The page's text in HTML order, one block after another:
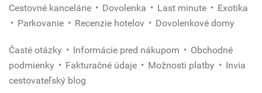
Cestovné kancelárie Dovolenka Last minute
Exotika
Parkovanie
Recenzie hotelov Dovolenkové domy
Časté otázky Informácie pred nákupom
Obchodné
podmienky
Fakturačné údaje Možnosti platby
Invia
cestovateľský blog